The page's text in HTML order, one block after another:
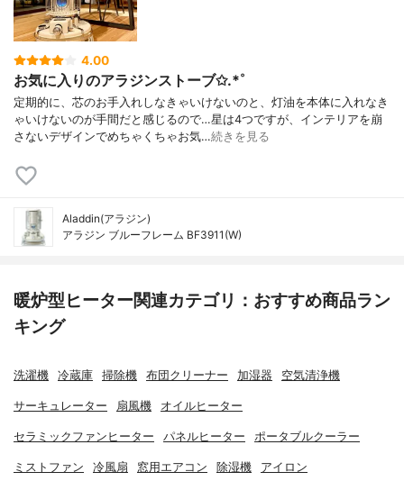
4.00
お気に入りのアラジンストーブ✩.*˚
定期的に、芯のお手入れしなきゃいけないのと、灯油を本体に入れなき
ゃいけないのが手間だと感じるので…星は4つですが、インテリアを崩
さないデザインでめちゃくちゃお気…続きを見る
Aladdin(アラジン)
アラジン ブルーフレーム BF3911(W)
暖炉型ヒーター関連カテゴリ：おすすめ商品ラン
キング
洗濯機 冷蔵庫 掃除機 布団クリーナー 加湿器 空気清浄機
サーキュレーター 扇風機 オイルヒーター
セラミックファンヒーター パネルヒーター ポータブルクーラー
ミストファン 冷風扇 窓用エアコン 除湿機 アイロン